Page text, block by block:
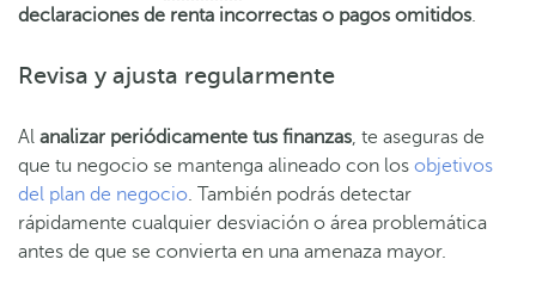
declaraciones de renta incorrectas o pagos omitidos.
Revisa y ajusta regularmente
Al analizar periódicamente tus finanzas, te aseguras de
que tu negocio se mantenga alineado con los objetivos
del plan de negocio. También podrás detectar
rápidamente cualquier desviación o área problemática
antes de que se convierta en una amenaza mayor.